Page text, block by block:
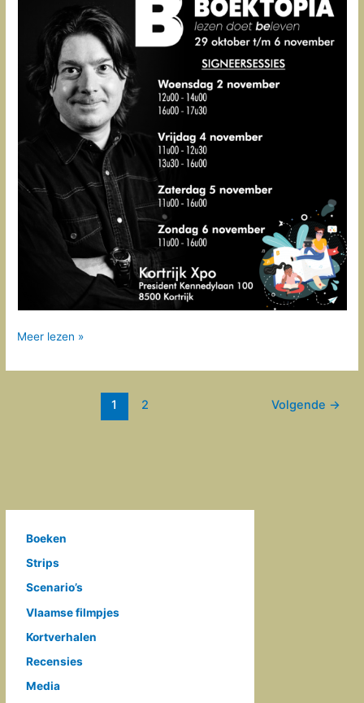
Boeken
Strips
Scenario’s
Vlaamse filmpjes
Kortverhalen
Recensies
Media
Boektopia
Meer lezen »
1 2 Volgende →